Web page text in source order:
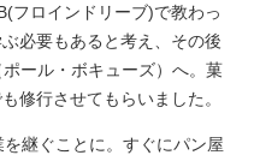
フロインドリーブ)で教わっ
必要もあると考え、その後
ール・ボキューズ）へ。菓
修行させてもらいました。
継ぐことに。すぐにパン屋